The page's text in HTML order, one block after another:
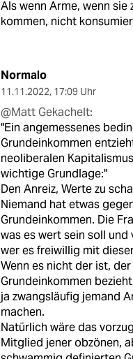
Als wenn Arme, wenn sie
kommen, nicht
Normalo
11.11.2022, 17:09 Uhr
@Matt Gekachelt:
"Ein angemessenes
Grundeinkommen
neoliberalen
wichtige Grundlage:"
Den Anreiz, Werte zu
Niemand hat etwas
Grundeinkommen. Die
was es wert sein soll und
wer es freiwillig mit
Wenn es nicht der ist,
Grundeinkommen
ja zwangsläufig jemand
machen.
Natürlich wäre das
Mitglied jener obzönen,